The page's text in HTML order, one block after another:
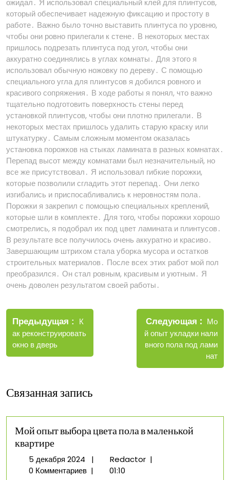
ожидал․ Я использовал специальный клей для плинтусов,
который обеспечивает надежную фиксацию и простоту в
работе․ Важно было точно выставить плинтуса по уровню,
чтобы они ровно прилегали к стене․ В некоторых местах
пришлось подрезать плинтуса под угол, чтобы они
аккуратно соединялись в углах комнаты․ Для этого я
использовал обычную ножовку по дереву․ С помощью
специального угла для плинтусов я добился ровного и
красивого сопряжения․ В ходе работы я понял, что важно
тщательно подготовить поверхность стены перед
установкой плинтусов, чтобы они плотно прилегали․ В
некоторых местах пришлось удалить старую краску или
штукатурку․ Самым сложным моментом оказалась
установка порожков на стыках ламината в разных комнатах․
Перепад высот между комнатами был незначительный, но
все же присутствовал․ Я использовал гибкие порожки,
которые позволили сгладить этот перепад․ Они легко
изгибались и приспосабливались к неровностям пола․
Порожки я закрепил с помощью специальных креплений,
которые шли в комплекте․ Для того, чтобы порожки хорошо
смотрелись, я подобрал их под цвет ламината и плинтусов․
В результате все получилось очень аккуратно и красиво․
Завершающим штрихом стала уборка мусора и остатков
строительных материалов․ После всех этих работ мой пол
преобразился․ Он стал ровным, красивым и уютным․ Я
очень доволен результатом своей работы․
Навигация
по
записям
Предыдущая
Старые
записи
К
ак реконструировать
окно в дверь
Следующая
Новые
записи
Мо
й опыт укладки нали
вного пола под лами
нат
Связанная запись
Мой опыт выбора цвета пола в маленькой
квартире
5 декабря 20245
декабря
| RedactorМой
|
0 Комментариев |
01:10